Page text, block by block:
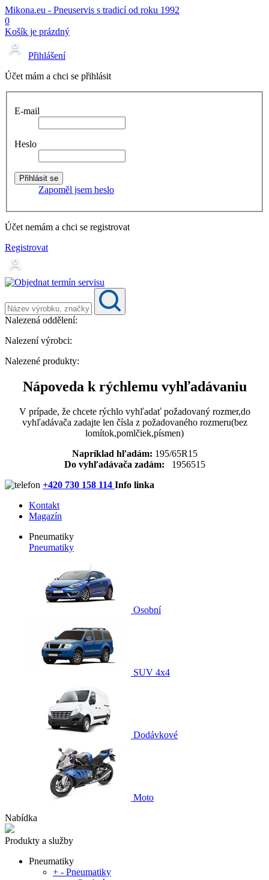
Mikona.eu - Pneuservis s tradicí od roku 1992
0
Košík je prázdný
Přihlášení
Účet mám a chci se přihlásit
E-mail
Heslo
Zapoměl jsem heslo
Účet nemám a chci se registrovat
Registrovat
Nalezená oddělení:
Nalezení výrobci:
Nalezené produkty:
Nápoveda k rýchlemu vyhľadávaniu
V prípade, že chcete rýchlo vyhľadať požadovaný rozmer,do
vyhľadávača zadajte len čísla z požadovaného rozmeru(bez
lomítok,pomlčiek,písmen)
Napríklad hľadám: 195/65R15
Do vyhľadávača zadám: 1956515
+420 730 158 114 Info linka
Kontakt
Magazín
Pneumatiky
Pneumatiky
Osobní
SUV 4x4
Dodávkové
Moto
Nabídka
Produkty a služby
Pneumatiky
+ - Pneumatiky